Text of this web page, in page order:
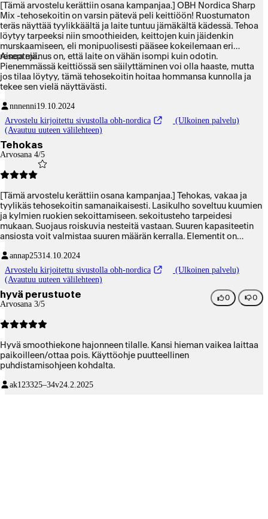
[Tämä arvostelu kerättiin osana kampanjaa.] OBH Nordica Sharp
Mix -tehosekoitin on varsin pätevä peli keittiöön! Ruostumaton
teräs näyttää tyylikkäältä ja laite tuntuu jämäkältä kädessä. Tehoa
löytyy tarpeeksi niin smoothieiden, keittojen kuin jäidenkin
murskaamiseen, eli monipuolisesti pääsee kokeilemaan eri
reseptejä.
Ainoa miinus on, että laite on vähän isompi kuin odotin.
Pienemmässä keittiössä sen säilyttäminen voi olla haaste, mutta
jos tilaa löytyy, tämä tehosekoitin hoitaa hommansa kunnolla ja
tekee sen vielä näyttävästi.
nnnenni19.10.2024
Arvostelu kirjoitettu sivustolla obh-nordica
(Ulkoinen palvelu)
(Avautuu uuteen välilehteen)
Tehokas
Arvosana 4/5
[Tämä arvostelu kerättiin osana kampanjaa.] Tehokas, vakaa ja
tyylikäs tehosekoitin samanaikaisesti. Lasikulho soveltuu kuumien
ja kylmien ruokien sekoittamiseen. sekoitusteho tarpeidesi
mukaan. Suojaus roiskuvia nesteitä vastaan. Suuren kapasiteetin
ansiosta voit valmistaa suuren määrän kerralla. Elementit on
annap25314.10.2024
Arvostelu kirjoitettu sivustolla obh-nordica
(Ulkoinen palvelu)
(Avautuu uuteen välilehteen)
hyvä perustuote
Arvosana 3/5
0 0
Hyvä smoothiekone hajonneen tilalle. Kansi hieman vaikea laittaa
paikoilleen/ottaa pois. Käyttöohje puutteellinen
puhdistamisohjeen kohdalta.
ak123325–34v24.2.2025